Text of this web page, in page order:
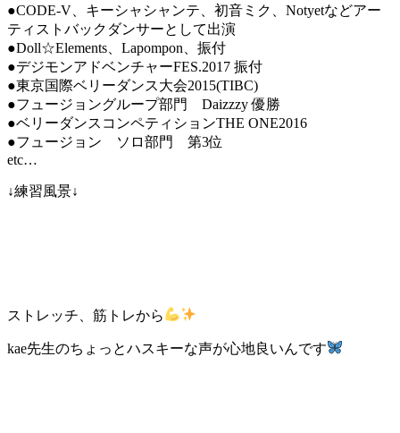
●CODE-V、キーシャシャンテ、初音ミク、Notyetなどアー
ティストバックダンサーとして出演
●Doll☆Elements、Lapompon、振付
●デジモンアドベンチャーFES.2017 振付
●東京国際ベリーダンス大会2015(TIBC)
●フュージョングループ部門 Daizzzy 優勝
●ベリーダンスコンペティションTHE ONE2016
●フュージョン ソロ部門 第3位
etc…
↓練習風景↓
ストレッチ、筋トレから
kae先生のちょっとハスキーな声が心地良いんです